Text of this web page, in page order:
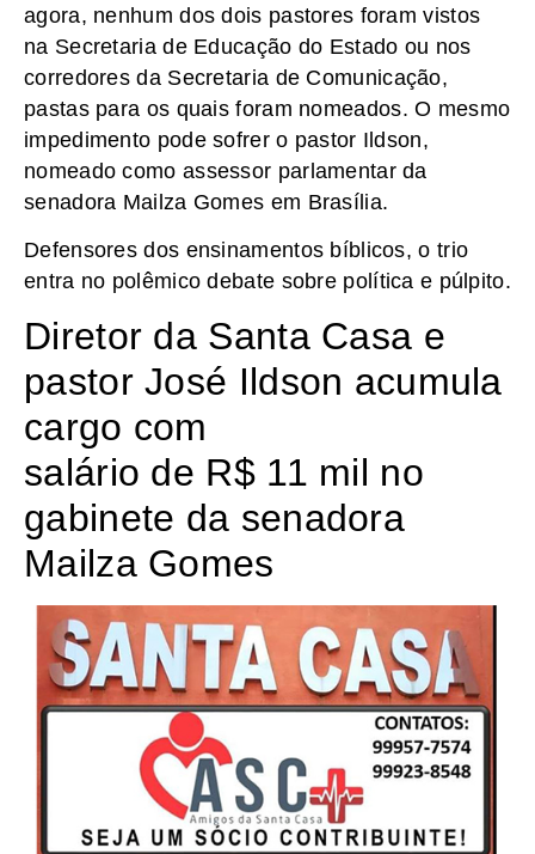
agora, nenhum dos dois pastores foram vistos
na Secretaria de Educação do Estado ou nos
corredores da Secretaria de Comunicação,
pastas para os quais foram nomeados. O mesmo
impedimento pode sofrer o pastor Ildson,
nomeado como assessor parlamentar da
senadora Mailza Gomes em Brasília.
Defensores dos ensinamentos bíblicos, o trio
entra no polêmico debate sobre política e púlpito.
Diretor da Santa Casa e
pastor José Ildson acumula
cargo com
salário de R$ 11 mil no
gabinete da senadora
Mailza Gomes